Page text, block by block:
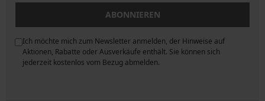
ABONNIEREN
Ich möchte mich zum Newsletter anmelden, der Hinweise auf
Aktionen, Rabatte oder Ausverkäufe enthält. Sie können sich
jederzeit kostenlos vom Bezug abmelden.